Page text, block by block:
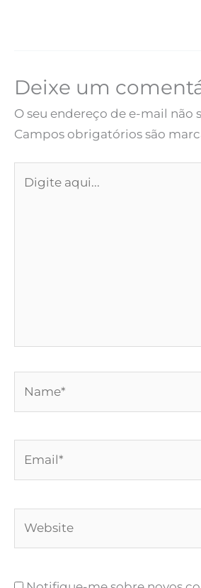
Deixe um
O seu endereço de e-mail não
Campos obrigatórios são
aqui...